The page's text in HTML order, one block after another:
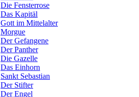
Die Fensterrose
Das Kapitäl
Gott im Mittelalter
Morgue
Der Gefangene
Der Panther
Die Gazelle
Das Einhorn
Sankt Sebastian
Der Stifter
Der Engel